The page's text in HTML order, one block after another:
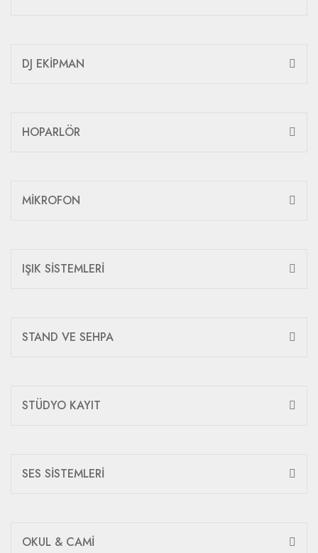
DJ EKİPMAN
HOPARLÖR
MİKROFON
IŞIK SİSTEMLERİ
STAND VE SEHPA
STÜDYO KAYIT
SES SİSTEMLERİ
OKUL & CAMİ